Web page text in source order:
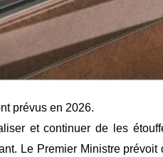
prévus en 2026.
et continuer de les
Le Premier Ministre prévoit